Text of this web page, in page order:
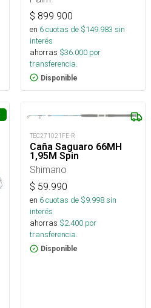
$ 899.900
en 6cuotas de $149.983 sin
interés
ahorras $36.000 por
transferencia.
Disponible
TEC271021FE-R
Caña Saguaro 66MH
1,95M Spin
Shimano
$ 59.990
en 6cuotas de $9.998sin
interés
ahorras $2.400 por
transferencia.
Disponible